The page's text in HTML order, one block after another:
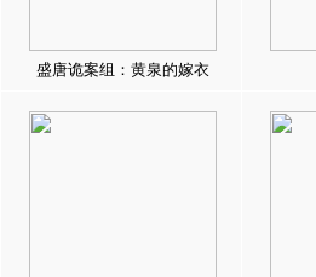
盛唐诡案组：黄泉的嫁衣